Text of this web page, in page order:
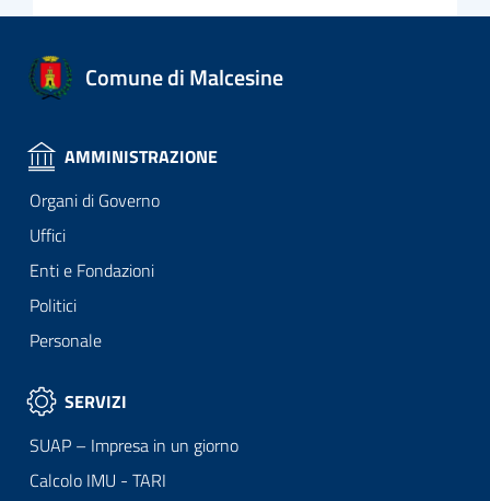
Comune di Malcesine
AMMINISTRAZIONE
Organi di Governo
Uffici
Enti e Fondazioni
Politici
Personale
SERVIZI
SUAP – Impresa in un giorno
Calcolo IMU - TARI